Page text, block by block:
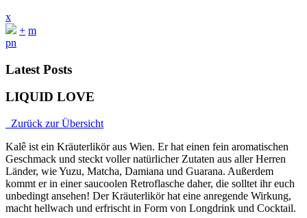
x
+ m
pn
Latest Posts
LIQUID LOVE
Zurück zur Übersicht
Kalê ist ein Kräuterlikör aus Wien. Er hat einen fein aromatischen
Geschmack und steckt voller natürlicher Zutaten aus aller Herren
Länder, wie Yuzu, Matcha, Damiana und Guarana. Außerdem
kommt er in einer saucoolen Retroflasche daher, die solltet ihr euch
unbedingt ansehen! Der Kräuterlikör hat eine anregende Wirkung,
macht hellwach und erfrischt in Form von Longdrink und Cocktail.